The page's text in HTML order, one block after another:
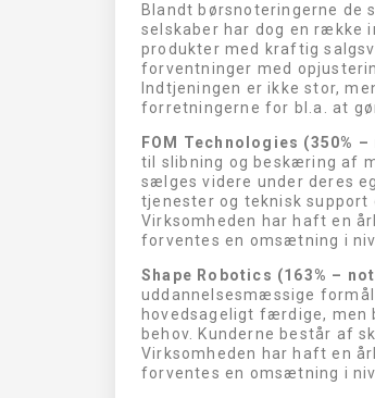
Blandt børsnoteringerne de
selskaber har dog en række
produkter med kraftig
forventninger med
Indtjeningen er ikke stor,
forretningerne for bl.a. at
FOM Technologies (350%
til slibning og beskæring af
sælges videre under deres
tjenester og teknisk support
Virksomheden har haft en
forventes en omsætning i
Shape Robotics (163% –
uddannelsesmæssige
hovedsageligt færdige, men
behov. Kunderne består af
Virksomheden har haft en
forventes en omsætning i